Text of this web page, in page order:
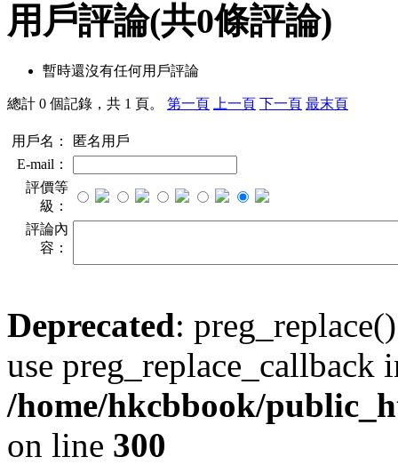
用戶評論(共0條評論)
暫時還沒有任何用戶評論
總計 0 個記錄，共 1 頁。 第一頁 上一頁 下一頁 最末頁
用戶名：
匿名用戶
E-mail：
評價等
級：
評論內
容：
Deprecated:
use preg_replace_callback
/home/hkcbbook/
on line 300